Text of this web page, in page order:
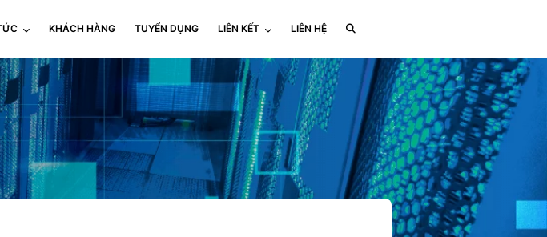
KHÁCH HÀNG TUYỂN DỤNG LIÊN KẾT LIÊN HỆ